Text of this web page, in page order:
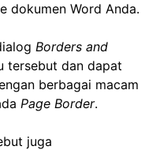
dokumen Word Anda.
Borders and
tersebut dan dapat
berbagai macam
Page Border.
juga